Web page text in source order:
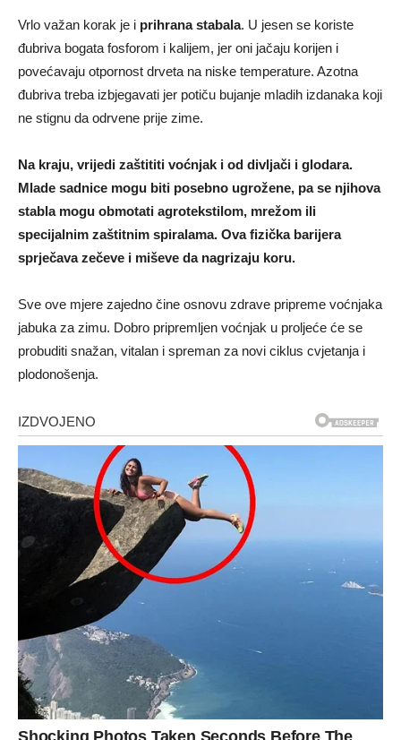
Vrlo važan korak je i prihrana stabala. U jesen se koriste
đubriva bogata fosforom i kalijem, jer oni jačaju korijen i
povećavaju otpornost drveta na niske temperature. Azotna
đubriva treba izbjegavati jer potiču bujanje mladih izdanaka koji
ne stignu da odrvene prije zime.
Na kraju, vrijedi zaštititi voćnjak i od divljači i glodara.
Mlade sadnice mogu biti posebno ugrožene, pa se njihova
stabla mogu obmotati agrotekstilom, mrežom ili
specijalnim zaštitnim spiralama. Ova fizička barijera
sprječava zečeve i miševe da nagrizaju koru.
Sve ove mjere zajedno čine osnovu zdrave pripreme voćnjaka
jabuka za zimu. Dobro pripremljen voćnjak u proljeće će se
probuditi snažan, vitalan i spreman za novi ciklus cvjetanja i
plodonošenja.